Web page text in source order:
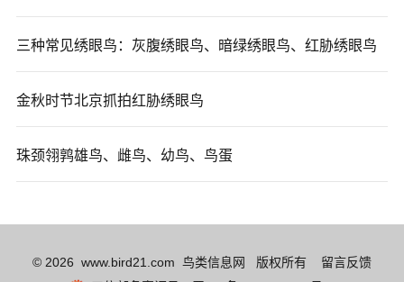
三种常见绣眼鸟：灰腹绣眼鸟、暗绿绣眼鸟、红胁绣眼鸟
金秋时节北京抓拍红胁绣眼鸟
珠颈翎鹑雄鸟、雌鸟、幼鸟、鸟蛋
© 2026 www.bird21.com 鸟类信息网 版权所有 留言反馈